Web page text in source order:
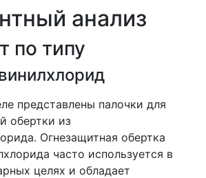
анализ
по типу
представлены палочки для
обертки из
Огнезащитная обертка
часто используется в
целях и обладает